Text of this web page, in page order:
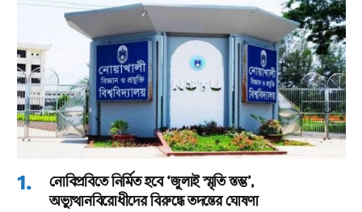
নোবিপ্রবিতে নির্মিত হবে ‘জুলাই স্মৃতি স্তম্ভ’,
অভ্যুত্থানবিরোধীদের বিরুদ্ধে তদন্তের ঘোষণা